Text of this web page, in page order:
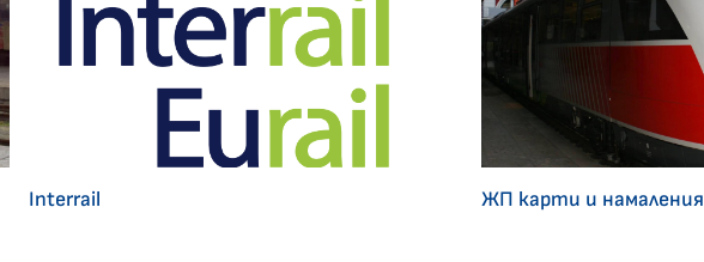
Interrail ЖП карти и намаления